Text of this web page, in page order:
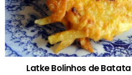
Latke Bolinhos de